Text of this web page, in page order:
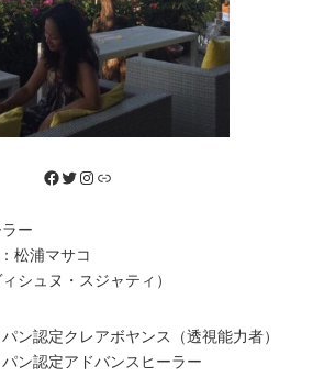
Facebook
Twitter
Instagram
リンク
ラー
松浦マサコ
シュヌ・スジャティ）
ン認定クレアボヤンス（透視能力者）
ン認定アドバンスヒーラー